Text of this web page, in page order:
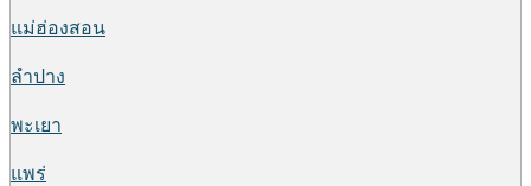
แม่ฮ่องสอน
ลำปาง
พะเยา
แพร่